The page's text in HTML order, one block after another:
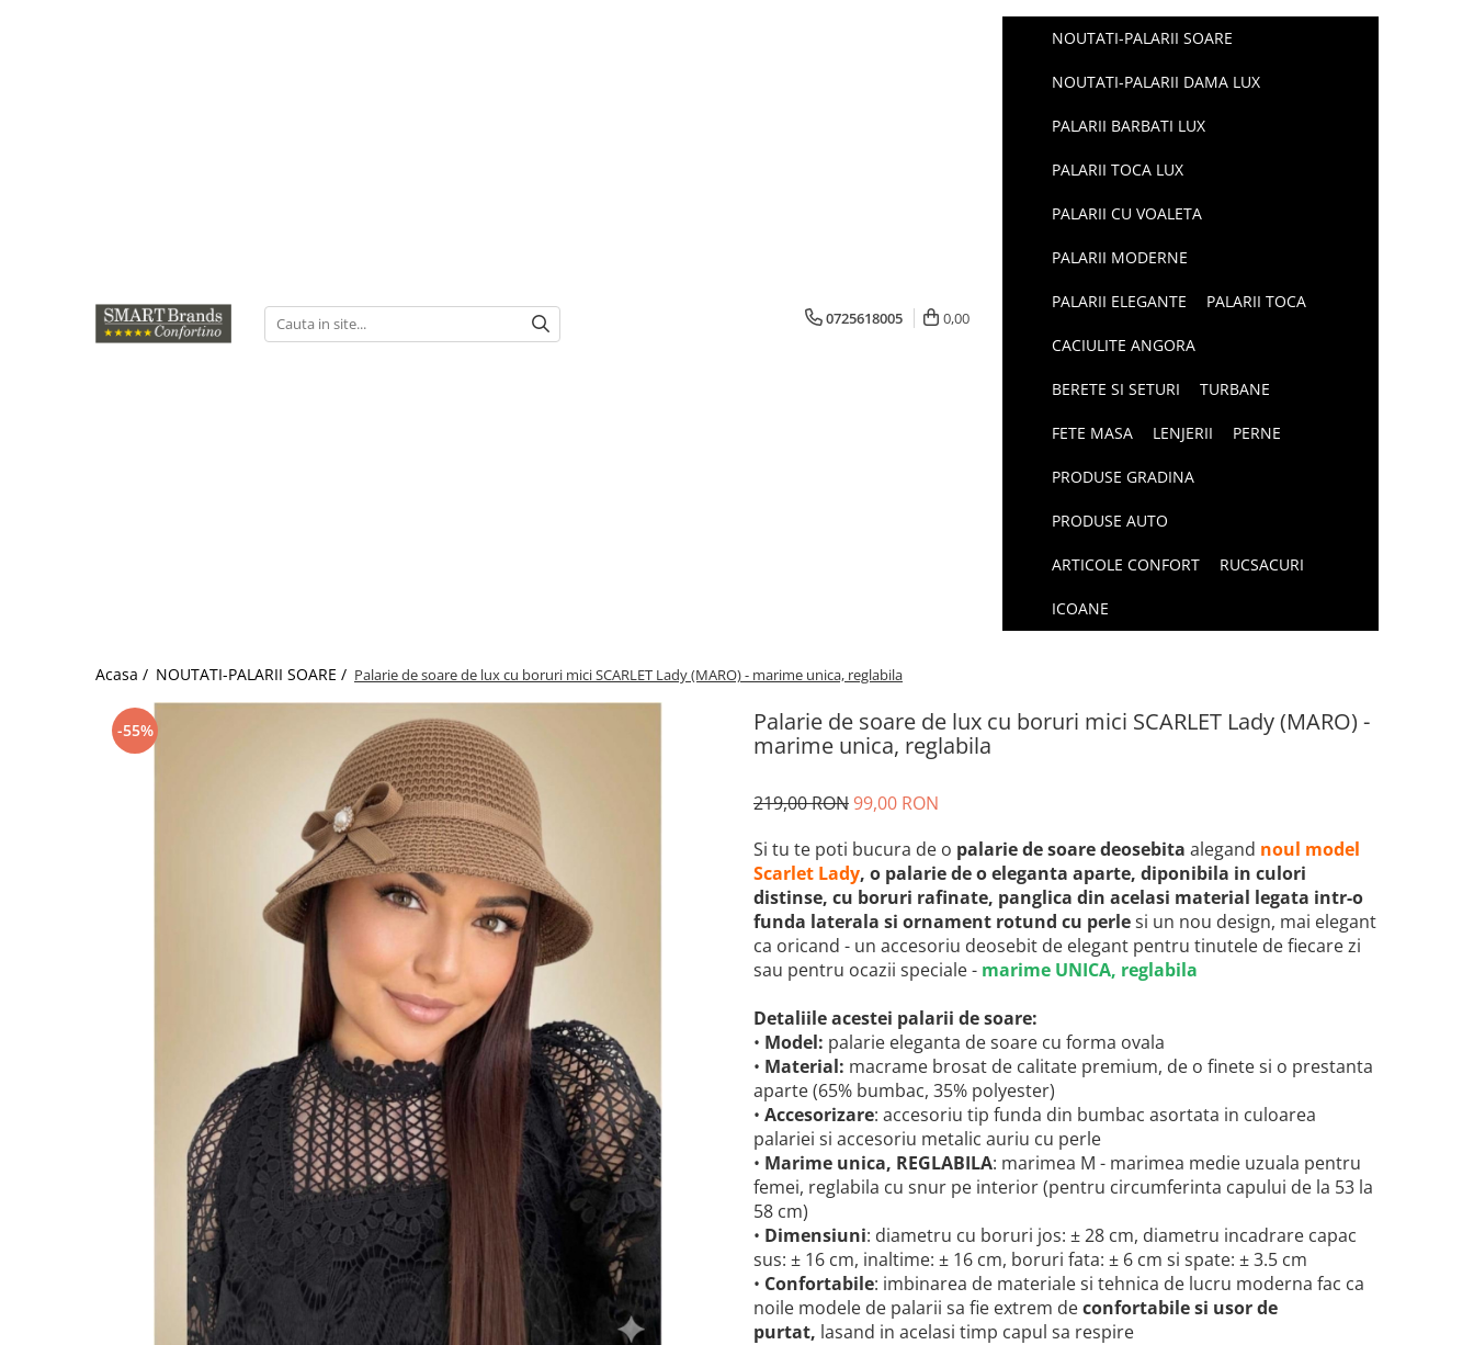
0725618005 0,00
NOUTATI-PALARII SOARE
NOUTATI-PALARII DAMA LUX
PALARII BARBATI LUX
PALARII TOCA LUX
PALARII CU VOALETA
PALARII MODERNE
PALARII ELEGANTE PALARII TOCA
CACIULITE ANGORA
BERETE SI SETURI TURBANE
FETE MASA LENJERII PERNE
PRODUSE GRADINA
PRODUSE AUTO
ARTICOLE CONFORT RUCSACURI
ICOANE
Acasa / NOUTATI-PALARII SOARE / Palarie de soare de lux cu boruri mici SCARLET Lady (MARO) - marime unica, reglabila
Palarie de soare de lux cu boruri mici SCARLET Lady (MARO) -
marime unica, reglabila
-55%
219,00 RON99,00 RON
Si tu te poti bucura de o palarie de soare deosebita alegand noul model
Scarlet Lady, o palarie de o eleganta aparte, diponibila in culori
distinse, cu boruri rafinate, panglica din acelasi material legata intr-o
funda laterala si ornament rotund cu perlesi un nou design, mai elegant
ca oricand - un accesoriu deosebit de elegant pentru tinutele de fiecare zi
sau pentru ocazii speciale - marime UNICA, reglabila
Detaliile acestei palarii de soare:
• Model: palarie eleganta de soare cu forma ovala
• Material: macrame brosat de calitate premium, de o finete si o prestanta
aparte (65% bumbac, 35% polyester)
• Accesorizare: accesoriu tip funda din bumbac asortata in culoarea
palariei si accesoriu metalic auriu cu perle
• Marime unica, REGLABILA: marimea M - marimea medie uzuala pentru
femei, reglabila cu snur pe interior (pentru circumferinta capului de la 53 la
58 cm)
• Dimensiuni: diametru cu boruri jos: ± 28 cm, diametru incadrare capac
sus: ± 16 cm, inaltime: ± 16 cm, boruri fata: ± 6 cm si spate: ± 3.5 cm
• Confortabile: imbinarea de materiale si tehnica de lucru moderna fac ca
noile modele de palarii sa fie extrem deconfortabile si usor de
purtat, lasand in acelasi timp capul sa respire